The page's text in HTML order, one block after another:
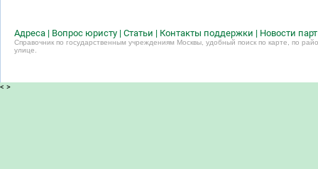
Адреса | Вопрос юристу | Статьи | Контакты поддержки | Новости
Справочник по государственным учреждениям Москвы, удобный поиск по карте, по
улице.
< >